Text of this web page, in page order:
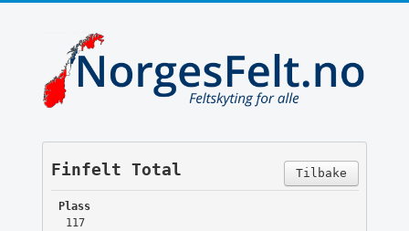
Tilbake
Finfelt Total
Plass
117